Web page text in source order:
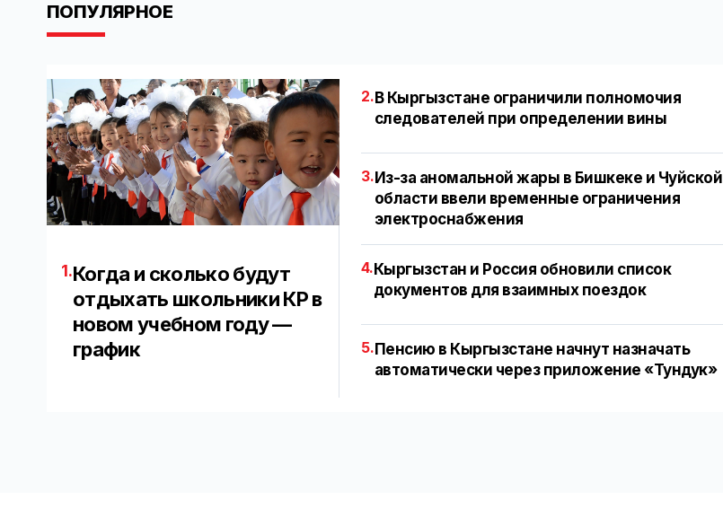
ПОПУЛЯРНОЕ
1.Когда и сколько будут
отдыхать школьники КР в
новом учебном году —
график
2. В Кыргызстане ограничили полномочия
следователей при определении вины
3.Из-за аномальной жары в Бишкеке и Чуйской
области ввели временные ограничения
электроснабжения
4.Кыргызстан и Россия обновили список
документов для взаимных поездок
5.Пенсию в Кыргызстане начнут назначать
автоматически через приложение «Тундук»